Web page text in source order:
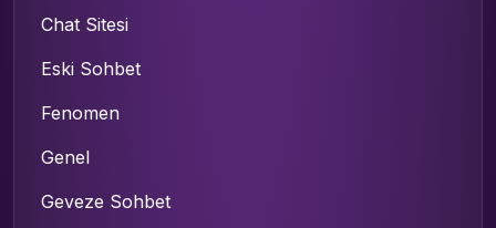
Chat Sitesi
Eski Sohbet
Fenomen
Genel
Geveze Sohbet